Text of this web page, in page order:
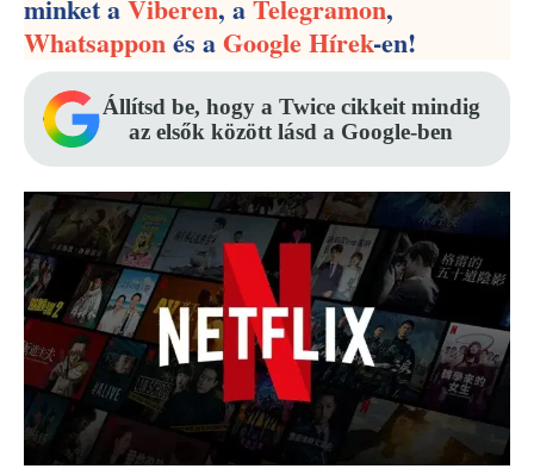
minket aViberen, aTelegramon,
Whatsapponés aGoogle Hírek-en!
Állítsd be, hogy a Twice cikkeit mindig
az elsők között lásd a Google-ben